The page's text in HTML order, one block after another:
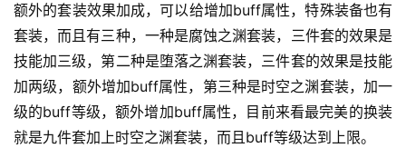
额外的套装效果加成，可以给增加buff属性，特殊装备也有
套装，而且有三种，一种是腐蚀之渊套装，三件套的效果是
技能加三级，第二种是堕落之渊套装，三件套的效果是技能
加两级，额外增加buff属性，第三种是时空之渊套装，加一
级的buff等级，额外增加buff属性，目前来看最完美的换装
就是九件套加上时空之渊套装，而且buff等级达到上限。